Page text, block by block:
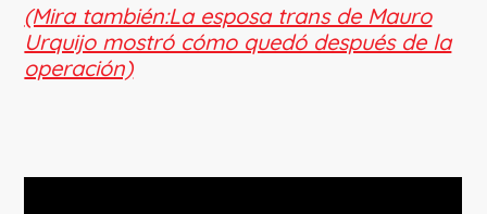
(Mira también:La esposa trans de Mauro
Urquijo mostró cómo quedó después de la
operación)